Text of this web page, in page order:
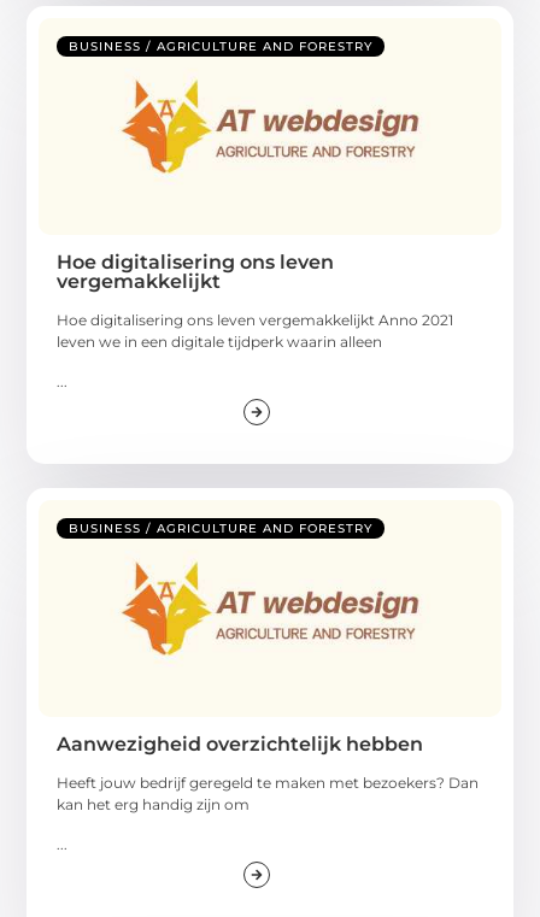
BUSINESS / AGRICULTURE AND FORESTRY
Hoe digitalisering ons leven
vergemakkelijkt
Hoe digitalisering ons leven vergemakkelijkt Anno 2021
leven we in een digitale tijdperk waarin alleen
BUSINESS / AGRICULTURE AND FORESTRY
Aanwezigheid overzichtelijk hebben
Heeft jouw bedrijf geregeld te maken met bezoekers? Dan
kan het erg handig zijn om